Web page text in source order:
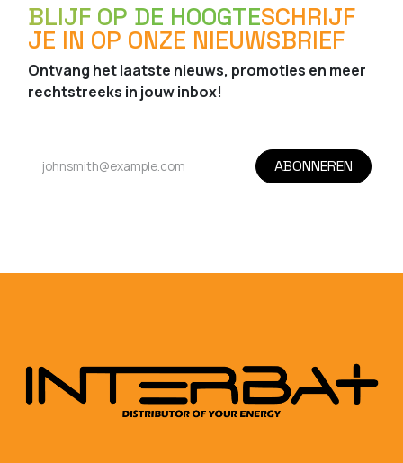
BLIJF OP DE HOOGTESCHRIJF
JE IN OP ONZE NIEUWSBRIEF
Ontvang het laatste nieuws, promoties en meer
rechtstreeks in jouw inbox!
ABONNEREN